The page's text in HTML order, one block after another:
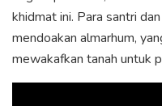
khidmat ini. Para santri
mendoakan almarhum,
mewakafkan tanah untuk